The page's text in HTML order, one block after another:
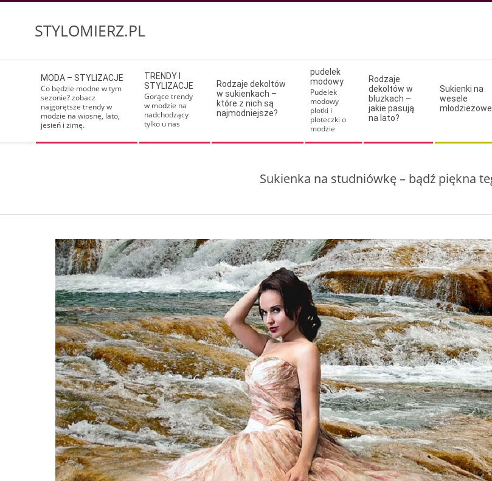
STYLOMIERZ.PL
Navigation
Menu
MODA – STYLIZACJE
Co będzie modne w tym
sezonie? zobacz
najgorętsze trendy w
modzie na wiosnę, lato,
jesień i zimę.
TRENDY I
STYLIZACJE
Gorące trendy
w modzie na
nadchodzący
tylko u nas
Rodzaje dekoltów
w sukienkach –
które z nich są
najmodniejsze?
pudelek
modowy
Pudelek
modowy
plotki i
ploteczki o
modzie
Rodzaje
dekoltów w
bluzkach –
jakie pasują
na lato?
Sukienki na
wesele
młodzieżowe
Sukienka na studniówkę – bądź piękna